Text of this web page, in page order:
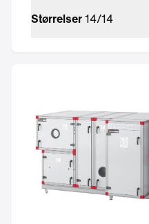
Størrelser14/14